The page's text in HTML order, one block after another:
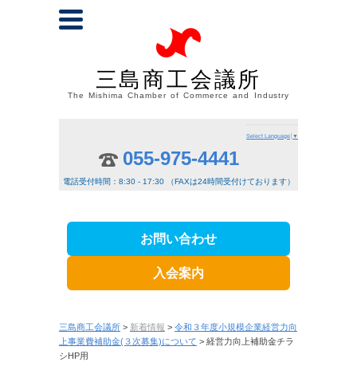
三島商工会議所
The Mishima Chamber of Commerce and Industry
Select Language ▼
055-975-4441
電話受付時間：8:30 - 17:30 （FAXは24時間受付けております）
お問い合わせ
入会案内
三島商工会議所 > 新着情報 > 令和３年度小規模企業経営力向
上事業費補助金(３次募集)について > 経営力向上補助金チラ
シHP用